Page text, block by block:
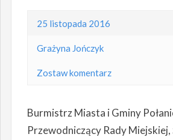
25 listopada 2016
Grażyna Jończyk
Zostaw komentarz
Burmistrz Miasta i Gminy
Przewodniczący Rady